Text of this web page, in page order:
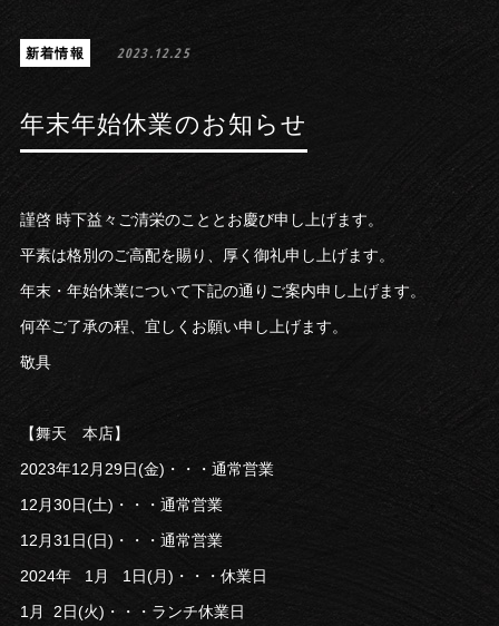
新着情報 2023.12.25
年末年始休業のお知らせ
謹啓 時下益々ご清栄のこととお慶び申し上げます。
平素は格別のご高配を賜り、厚く御礼申し上げます。
年末・年始休業について下記の通りご案内申し上げます。
何卒ご了承の程、宜しくお願い申し上げます。
敬具
【舞天 本店】
2023年12月29日(金)・・・通常営業
12月30日(土)・・・通常営業
12月31日(日)・・・通常営業
2024年 1月 1日(月)・・・休業日
1月 2日(火)・・・ランチ休業日